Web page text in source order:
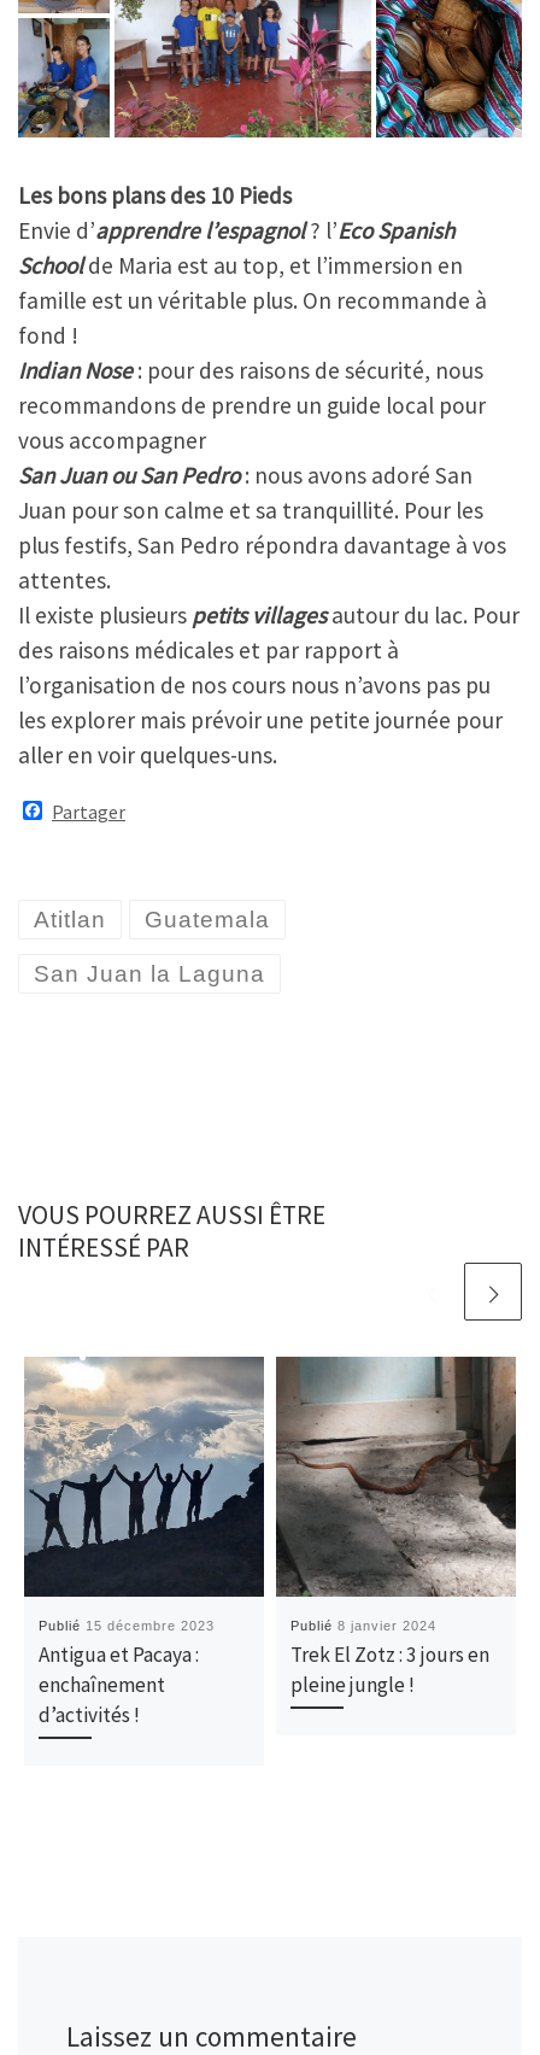
Les bons plans des 10 Pieds
Envie d’apprendre l’espagnol ? l’Eco Spanish
School de Maria est au top, et l’immersion en
famille est un véritable plus. On recommande à
fond !
Indian Nose: pour des raisons de sécurité, nous
recommandons de prendre un guide local pour
vous accompagner
San Juan ou San Pedro: nous avons adoré San
Juan pour son calme et sa tranquillité. Pour les
plus festifs, San Pedro répondra davantage à vos
attentes.
Il existe plusieurs petits villagesautour du lac. Pour
des raisons médicales et par rapport à
l’organisation de nos cours nous n’avons pas pu
les explorer mais prévoir une petite journée pour
aller en voir quelques-uns.
o
o
Partager
Atitlan Guatemala
San Juan la Laguna
VOUS POURREZ AUSSI ÊTRE
INTÉRESSÉ PAR
Publié 15 décembre 2023
Antigua et Pacaya :
enchaînement
d’activités !
Publié8 janvier 2024
Trek El Zotz : 3 jours en
pleine jungle !
Laissez un commentaire